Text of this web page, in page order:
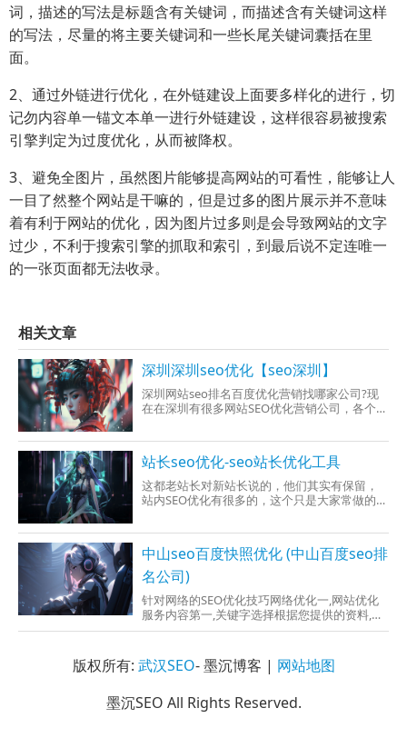
词，描述的写法是标题含有关键词，而描述含有关键词这样
的写法，尽量的将主要关键词和一些长尾关键词囊括在里
面。
2、通过外链进行优化，在外链建设上面要多样化的进行，切
记勿内容单一锚文本单一进行外链建设，这样很容易被搜索
引擎判定为过度优化，从而被降权。
3、避免全图片，虽然图片能够提高网站的可看性，能够让人
一目了然整个网站是干嘛的，但是过多的图片展示并不意味
着有利于网站的优化，因为图片过多则是会导致网站的文字
过少，不利于搜索引擎的抓取和索引，到最后说不定连唯一
的一张页面都无法收录。
相关文章
深圳深圳seo优化【seo深圳】
深圳网站seo排名百度优化营销找哪家公司?现
在在深圳有很多网站SEO优化营销公司，各个公
公司也是在少数，关键是看你怎样再次筛选出
合适你企业的SEO优化排名公司。找适合我的深
圳百度网站优化公司的关键：(1)、望望指的是
多方面了
站长seo优化-seo站长优化工具
这都老站长对新站长说的，他们其实有保留，
站内SEO优化有很多的，这个只是大家常做的站
网站名称），应该网站内容页的内容标题，其
中最主要的两者都尽可能会的直接出现关键
词，就说网站
中山seo百度快照优化 (中山百度seo排
名公司)
针对网络的SEO优化技巧网络优化一,网站优化
服务内容第一,关键字选择根据您提供的资料,我
们进一步分析用户的搜索习惯,确定网站的主关
用户体验及搜索引擎友好性,对网页进行适当的
调整.而对于用户体验及搜索引擎友好性极差的
版权所有: 武汉SEO- 墨沉博客 | 网站地图
墨沉SEO All Rights Reserved.